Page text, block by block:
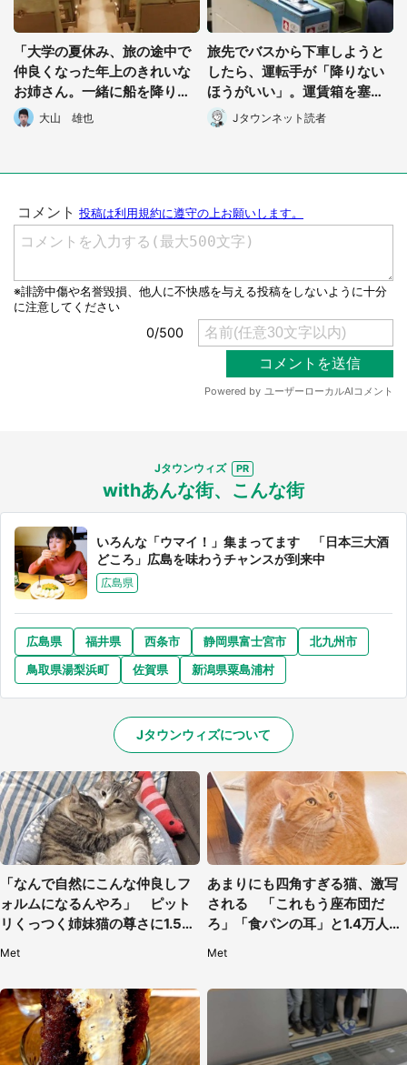
都道府選択
選択する
「大学の夏休み、旅の途中で
仲良くなった年上のきれいな
お姉さん。一緒に船を降りる
と、黒塗りの車が..」 (大阪
府・70代男性)
大山 雄也
旅先でバスから下車しようと
したら、運転手が「降りない
ほうがいい」。運賃箱を塞い
でまで止めてきて...（神奈川
県・60代男性）
Jタウンネット読者
Jタウンウィズ
withあんな街、こんな街
いろんな「ウマイ！」集まってます 「日本三大酒
どころ」広島を味わうチャンスが到来中
広島県
広島県 福井県 西条市 静岡県富士宮市
北九州市
鳥取県湯梨浜町
佐賀県 新潟県粟島浦村
Jタウンウィズについて
「なんで自然にこんな仲良しフ
ォルムになるんやろ」 ピット
リくっつく姉妹猫の尊さに1.5万
Met
あまりにも四角すぎる猫、激写
される 「これもう座布団だ
ろ」「食パンの耳」と1.4万人困
Met